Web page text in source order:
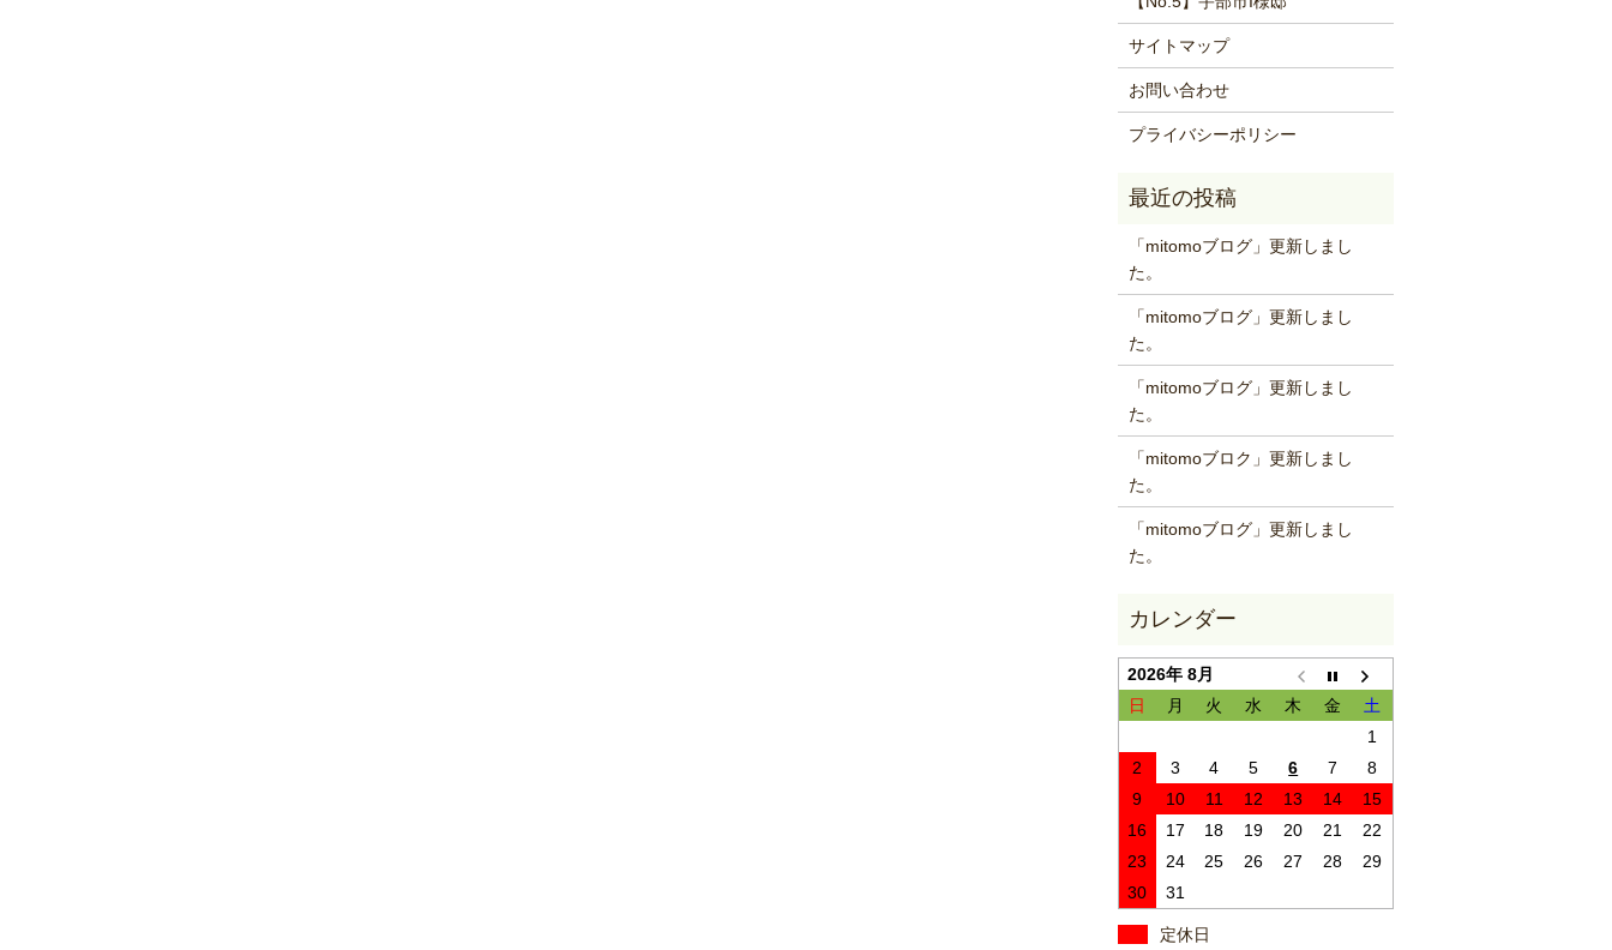
サイトマップ
お問い合わせ
プライバシーポリシー
「mitomoブログ」更新しまし
た。
「mitomoブログ」更新しまし
た。
「mitomoブログ」更新しまし
た。
「mitomoブロク」更新しまし
た。
「mitomoブログ」更新しまし
た。
2026年 8月
日
月 火 水 木 金
土
1
2
3 4 5 6 7
8
9
10 11 12 13 14
15
16
17 18 19 20 21
22
23
24 25 26 27 28
29
30
31
定休日